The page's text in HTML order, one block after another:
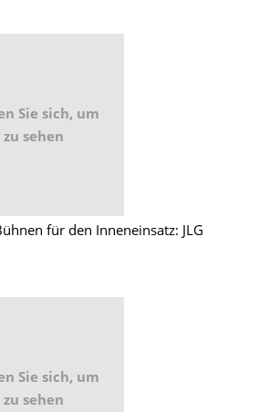
Sie sich, um
sehen
für den Inneneinsatz: JLG
Sie sich, um
sehen